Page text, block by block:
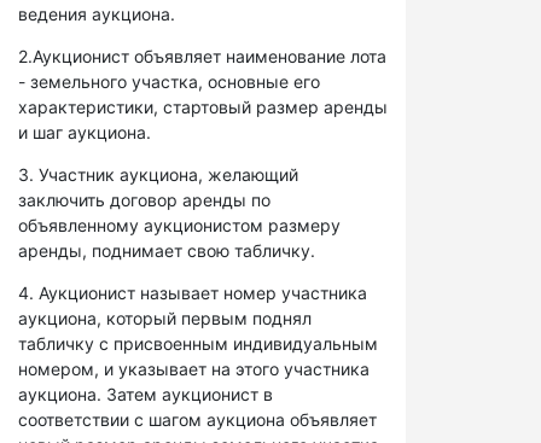
ведения аукциона.
2.Аукционист объявляет наименование лота
- земельного участка, основные его
характеристики, стартовый размер аренды
и шаг аукциона.
3. Участник аукциона, желающий
заключить договор аренды по
объявленному аукционистом размеру
аренды, поднимает свою табличку.
4. Аукционист называет номер участника
аукциона, который первым поднял
табличку с присвоенным индивидуальным
номером, и указывает на этого участника
аукциона. Затем аукционист в
соответствии с шагом аукциона объявляет